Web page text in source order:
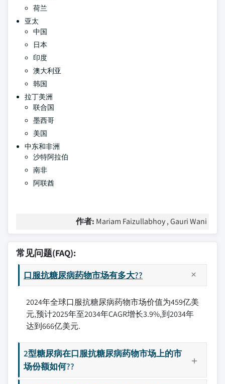
荷兰
亚太
中国
日本
印度
澳大利亚
韩国
拉丁美洲
联合国
墨西哥
美国
中东和非洲
沙特阿拉伯
南非
阿联酋
作者: Mariam Faizullabhoy , Gauri Wani
常见问题(FAQ):
口服抗糖尿病药物市场有多大??
2024年全球口服抗糖尿病药物市场价值为459亿美
元,预计2025年至2034年CAGR增长3.9%,到2034年
达到666亿美元.
2型糖尿病在口服抗糖尿病药物市场上的市
场份额如何??